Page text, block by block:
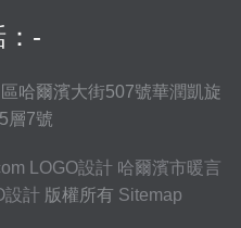
：-
哈爾濱大街507號華潤凱旋
層7號
LOGO設計 哈爾濱市暖言
設計 版權所有 Sitemap